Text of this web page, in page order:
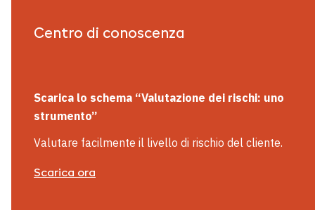
Centro di conoscenza
Scarica lo schema “Valutazione dei rischi: uno
strumento”
Valutare facilmente il livello di rischio del cliente.
Scarica ora